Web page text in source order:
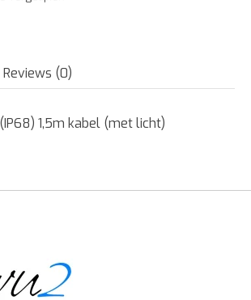
Reviews (0)
1,5m kabel (met licht)